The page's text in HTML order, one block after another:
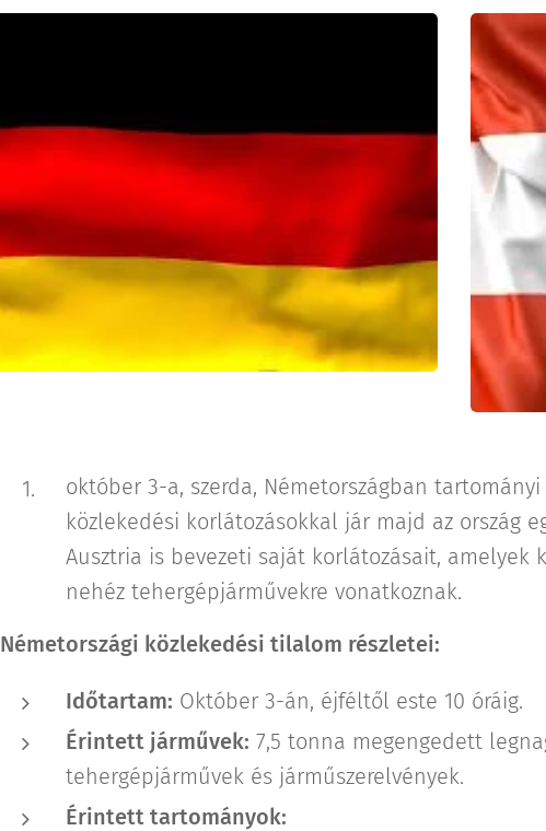
október 3-a, szerda, Németországban
közlekedési korlátozásokkal jár majd az ország
Ausztria is bevezeti saját korlátozásait, amelyek
nehéz tehergépjárművekre vonatkoznak.
Németországi közlekedési tilalom részletei:
Időtartam: Október 3-án, éjféltől este 10 óráig.
Érintett járművek: 7,5 tonna megengedett
tehergépjárművek és járműszerelvények.
Érintett tartományok: